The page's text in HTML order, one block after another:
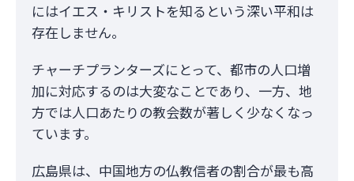
にはイエス・キリストを知るという深い平和は
存在しません。
チャーチプランターズにとって、都市の人口増
加に対応するのは大変なことであり、一方、地
方では人口あたりの教会数が著しく少なくなっ
ています。
広島県は、中国地方の仏教信者の割合が最も高